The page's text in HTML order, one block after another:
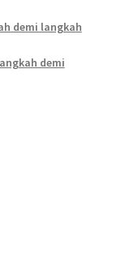
demi langkah
demi